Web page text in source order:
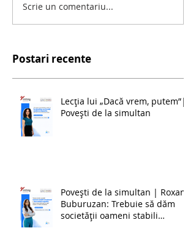
Scrie un comentariu...
Postari recente
Lecția lui „Dacă vrem, putem”|
Povești de la simultan
Povești de la simultan | Roxana
Buburuzan: Trebuie să dăm
societății oameni stabili